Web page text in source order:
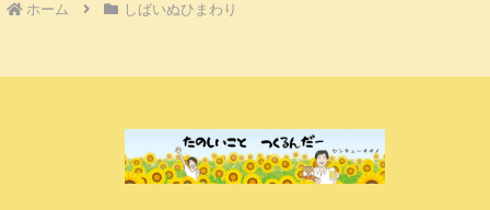
ホーム しばいぬひまわり